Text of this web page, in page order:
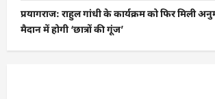
प्रयागराज: राहुल गांधी के कार्यक्रम को फिर मिली
मैदान में होगी ‘छात्रों की गूंज’